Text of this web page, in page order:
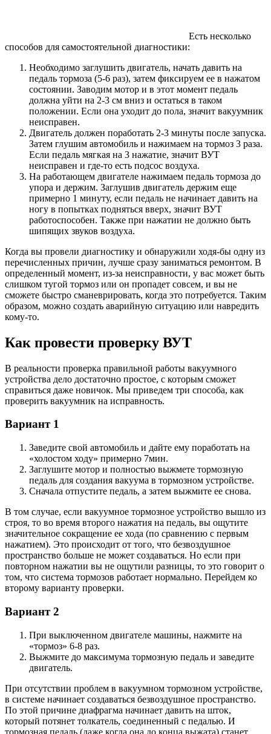
Есть несколько
способов для самостоятельной диагностики:
Необходимо заглушить двигатель, начать давить на
педаль тормоза (5-6 раз), затем фиксируем ее в нажатом
состоянии. Заводим мотор и в этот момент педаль
должна уйти на 2-3 см вниз и остаться в таком
положении. Если она уходит до пола, значит вакуумник
неисправен.
Двигатель должен поработать 2-3 минуты после запуска.
Затем глушим автомобиль и нажимаем на тормоз 3 раза.
Если педаль мягкая на 3 нажатие, значит ВУТ
неисправен и где-то есть подсос воздуха.
На работающем двигателе нажимаем педаль тормоза до
упора и держим. Заглушив двигатель держим еще
примерно 1 минуту, если педаль не начинает давить на
ногу в попытках подняться вверх, значит ВУТ
работоспособен. Также при нажатии не должно быть
шипящих звуков воздуха.
Когда вы провели диагностику и обнаружили ходя-бы одну из
перечисленных причин, лучше сразу заниматься ремонтом. В
определенный момент, из-за неисправности, у вас может быть
слишком тугой тормоз или он пропадет совсем, и вы не
сможете быстро сманеврировать, когда это потребуется. Таким
образом, можно создать аварийную ситуацию или навредить
кому-то.
Как провести проверку ВУТ
В реальности проверка правильной работы вакуумного
устройства дело достаточно простое, с которым сможет
справиться даже новичок. Мы приведем три способа, как
проверить вакуумник на исправность.
Вариант 1
Заведите свой автомобиль и дайте ему поработать на
«холостом ходу» примерно 7мин.
Заглушите мотор и полностью выжмете тормозную
педаль для создания вакуума в тормозном устройстве.
Сначала отпустите педаль, а затем выжмите ее снова.
В том случае, если вакуумное тормозное устройство вышло из
строя, то во время второго нажатия на педаль, вы ощутите
значительное сокращение ее хода (по сравнению с первым
нажатием). Это происходит от того, что безвоздушное
пространство больше не может создаваться. Но если при
повторном нажатии вы не ощутили разницы, то это говорит о
том, что система тормозов работает нормально. Перейдем ко
второму варианту проверки.
Вариант 2
При выключенном двигателе машины, нажмите на
«тормоз» 6-8 раз.
Выжмите до максимума тормозную педаль и заведите
двигатель.
При отсутствии проблем в вакуумном тормозном устройстве,
в системе начинает создаваться безвоздушное пространство.
По этой причине диафрагма начинает давить на шток,
который потянет толкатель, соединенный с педалью. И
тормозная педаль (даже когда она до конца выжата) станет